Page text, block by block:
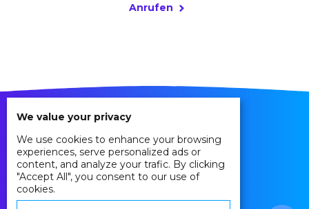
Anrufen
Privacy Policy
We value your privacy
We use cookies to enhance your browsing
experiences, serve personalized ads or
content, and analyze your trafic. By clicking
"Accept All", you consent to our use of
cookies.